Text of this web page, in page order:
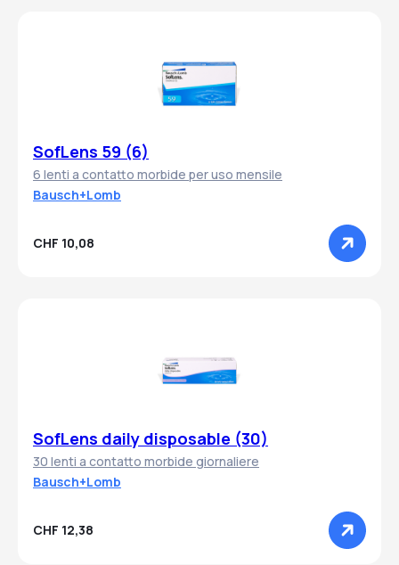
SofLens 59 (6)
6 lenti a contatto morbide per uso mensile
Bausch+Lomb
CHF 10,08
SofLens daily disposable (30)
30 lenti a contatto morbide giornaliere
Bausch+Lomb
CHF 12,38